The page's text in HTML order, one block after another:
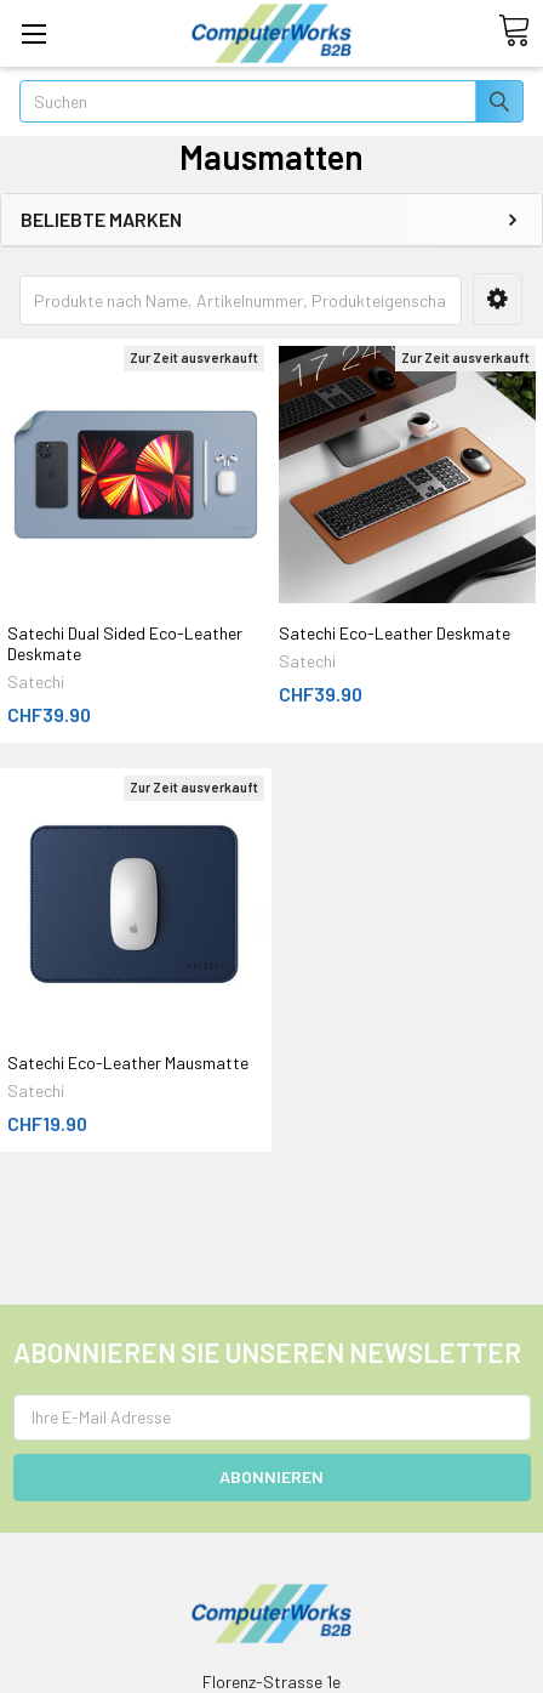
Suchen
Mausmatten
BELIEBTE MARKEN
Zur Zeit ausverkauft
Satechi Dual Sided Eco-Leather
Deskmate
Satechi
CHF39.90
Zur Zeit ausverkauft
Satechi Eco-Leather Deskmate
Satechi
CHF39.90
Zur Zeit ausverkauft
Satechi Eco-Leather Mausmatte
Satechi
CHF19.90
ABONNIEREN SIE UNSEREN NEWSLETTER
Adresse
Florenz-Strasse 1e